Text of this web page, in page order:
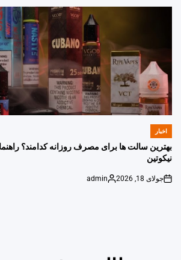
POSTED
اخبار
بهترین سالت ها برای مصرف روزانه کدامند؟
نیکوتین
on
جولای 18, 2026
Posted
admin